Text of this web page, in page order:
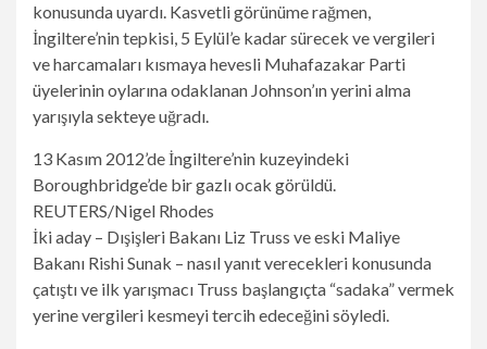
konusunda uyardı. Kasvetli görünüme rağmen,
İngiltere’nin tepkisi, 5 Eylül’e kadar sürecek ve vergileri
ve harcamaları kısmaya hevesli Muhafazakar Parti
üyelerinin oylarına odaklanan Johnson’ın yerini alma
yarışıyla sekteye uğradı.
13 Kasım 2012’de İngiltere’nin kuzeyindeki
Boroughbridge’de bir gazlı ocak görüldü.
REUTERS/Nigel Rhodes
İki aday – Dışişleri Bakanı Liz Truss ve eski Maliye
Bakanı Rishi Sunak – nasıl yanıt verecekleri konusunda
çatıştı ve ilk yarışmacı Truss başlangıçta “sadaka” vermek
yerine vergileri kesmeyi tercih edeceğini söyledi.